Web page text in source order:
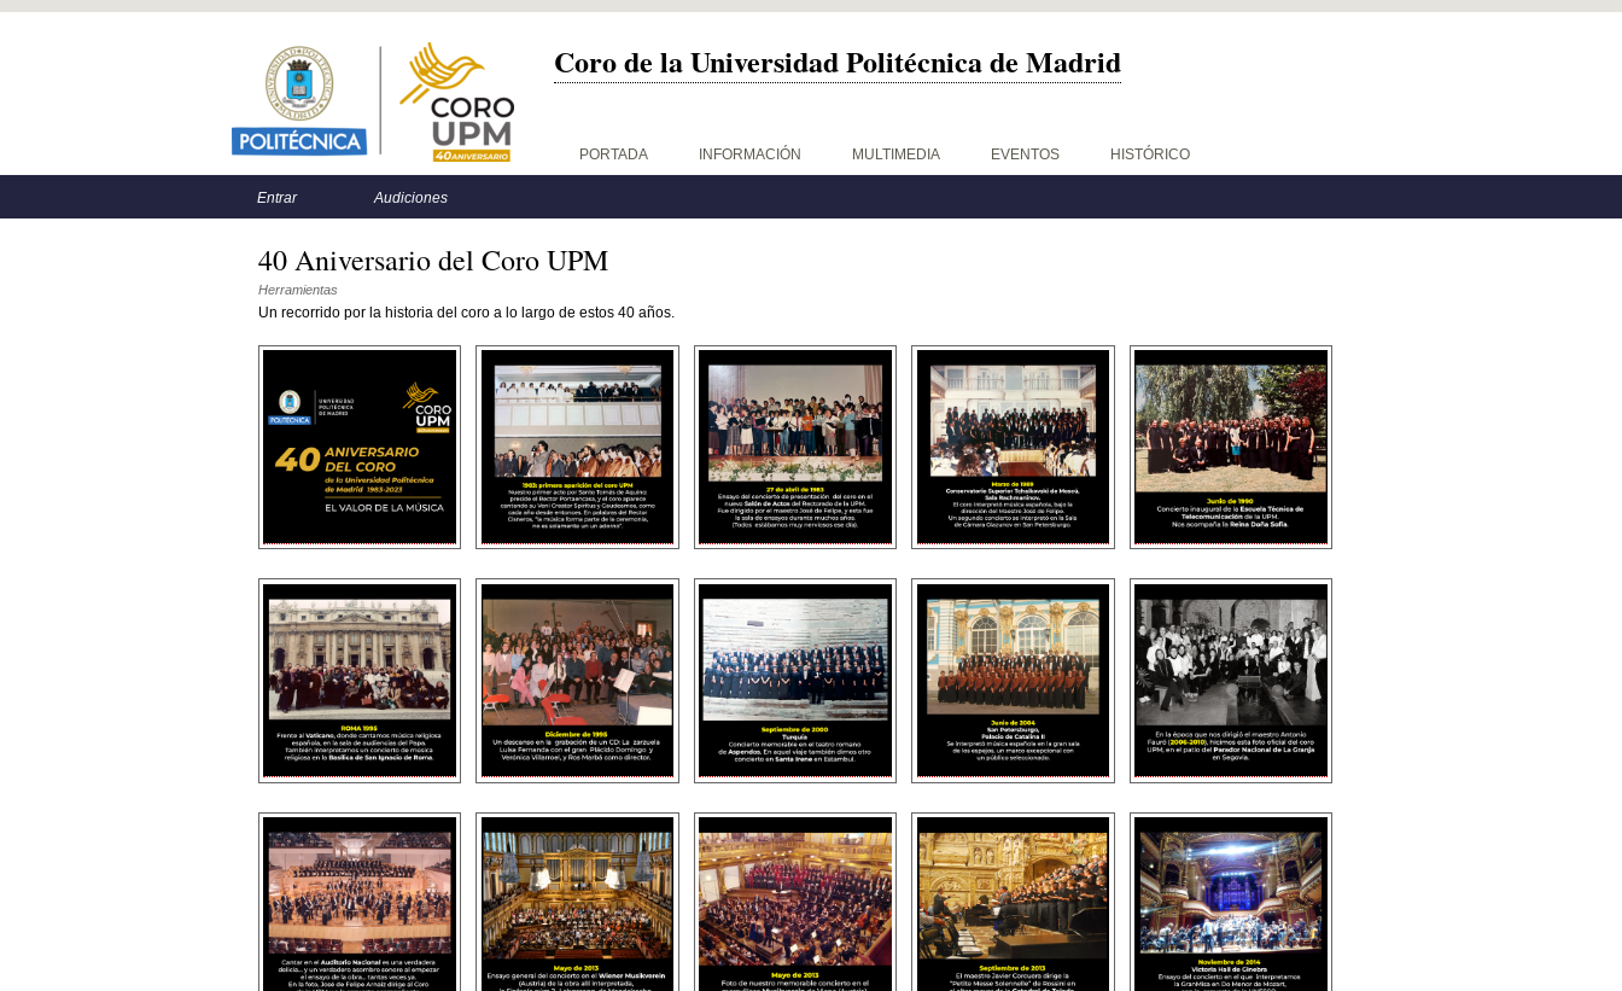
Coro de la Universidad Politécnica de Madrid
PORTADA INFORMACIÓN MULTIMEDIA EVENTOS HISTÓRICO
Entrar Audiciones
40 Aniversario del Coro UPM
Herramientas
Un recorrido por la historia del coro a lo largo de estos 40 años.